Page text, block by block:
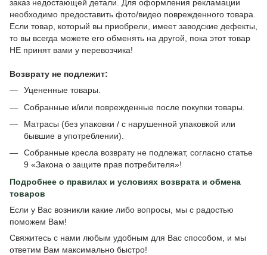
заказ недостающей детали. Для оформления рекламации
необходимо предоставить фото/видео поврежденного товара.
Если товар, который вы приобрели, имеет заводские дефекты,
то вы всегда можете его обменять на другой, пока этот товар
НЕ принят вами у перевозчика!
Возврату не подлежит:
Уцененные товары.
Собранные и/или поврежденные после покупки товары.
Матрасы (без упаковки / с нарушенной упаковкой или
бывшие в употреблении).
Собранные кресла возврату не подлежат, согласно статье
9 «Закона о защите прав потребителя»!
Подробнее о правилах и условиях возврата и обмена
товаров
Если у Вас возникли какие либо вопросы, мы с радостью
поможем Вам!
Свяжитесь с нами любым удобным для Вас способом, и мы
ответим Вам максимально быстро!